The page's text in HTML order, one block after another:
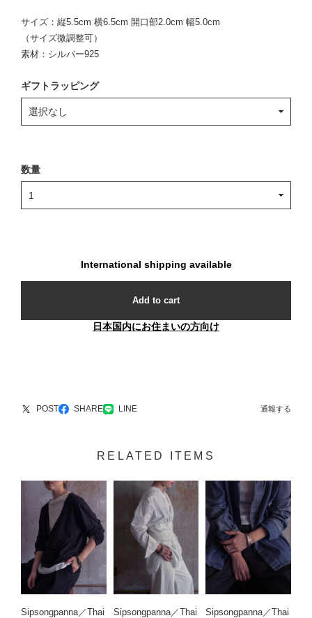
サイズ：縦5.5cm 横6.5cm 開口部2.0cm 幅5.0cm
（サイズ微調整可）
素材：シルバー925
ギフトラッピング
数量
International shipping available
Add to cart
日本国内にお住まいの方向け
POST SHARE LINE 通報する
RELATED ITEMS
Sipsongpanna／Thai
Sipsongpanna／Thai
Sipsongpanna／Thai